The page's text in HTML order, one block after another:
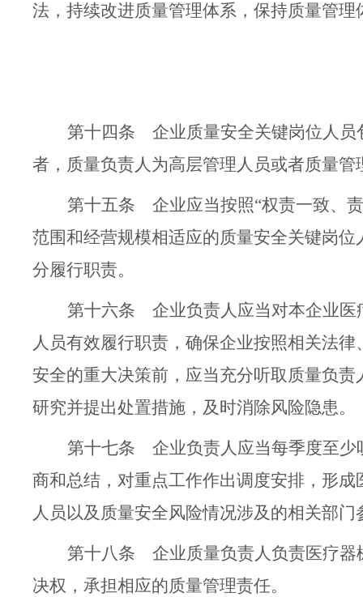
法，持续改进质量管理体系，保持质量管
第十四条 企业质量安全关键岗位人
者，质量负责人为高层管理人员或者质量管
第十五条 企业应当按照“权责一致、
范围和经营规模相适应的质量安全关键岗
分履行职责。
第十六条 企业负责人应当对本企业
人员有效履行职责，确保企业按照相关法
安全的重大决策前，应当充分听取质量负
研究并提出处置措施，及时消除风险隐患。
第十七条 企业负责人应当每季度至
商和总结，对重点工作作出调度安排，形
人员以及质量安全风险情况涉及的相关部门
第十八条 企业质量负责人负责医疗
决权，承担相应的质量管理责任。